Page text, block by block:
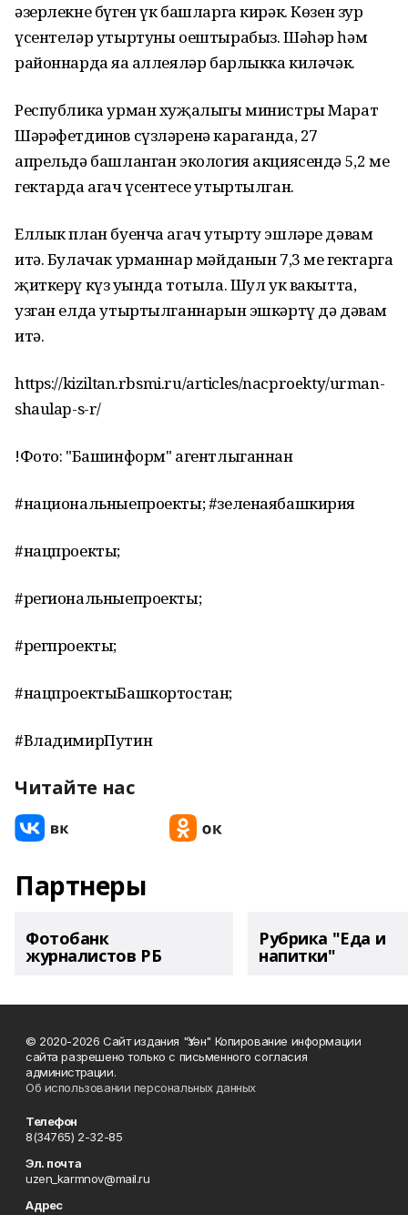
әзерлекне бүген үк башларга кирәк. Көзен зур
үсентеләр утыртуны оештырабыз. Шәһәр һәм
районнарда яңа аллеяләр барлыкка киләчәк.
Республика урман хуҗалыгы министры Марат
Шәрәфетдинов сүзләренә караганда, 27
апрельдә башланган экология акциясендә 5,2 мең
гектарда агач үсентесе утыртылган.
Еллык план буенча агач утырту эшләре дәвам
итә. Булачак урманнар мәйданын 7,3 мең гектарга
җиткерү күз уңында тотыла. Шул ук вакытта,
узган елда утыртылганнарын эшкәртү дә дәвам
итә.
https://kiziltan.rbsmi.ru/articles/nacproekty/urman-
shaulap-s-r/
!Фото: "Башинформ" агентлыганнан
#национальныепроекты; #зеленаябашкирия
#нацпроекты;
#региональныепроекты;
#регпроекты;
#нацпроектыБашкортостан;
#ВладимирПутин
Читайте нас
Партнеры
Фотобанк
журналистов РБ
Рубрика "Еда и
напитки"
© 2020-2026 Сайт издания "Үзән" Копирование информации
сайта разрешено только с письменного согласия
администрации.
Об использовании персональных данных
Телефон
8(34765) 2-32-85
Эл. почта
uzen_karmnov@mail.ru
Адрес